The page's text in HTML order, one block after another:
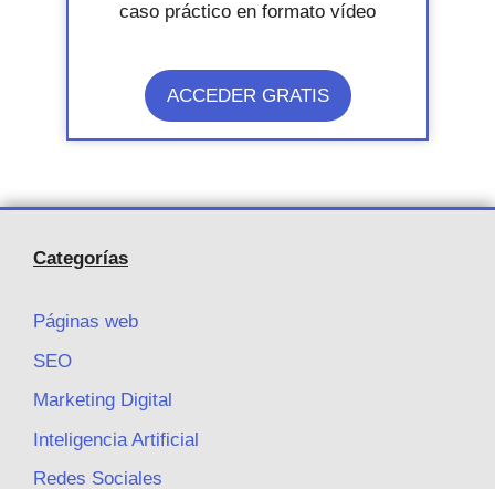
caso práctico en formato vídeo
ACCEDER GRATIS
Categorías
Páginas web
SEO
Marketing Digital
Inteligencia Artificial
Redes Sociales